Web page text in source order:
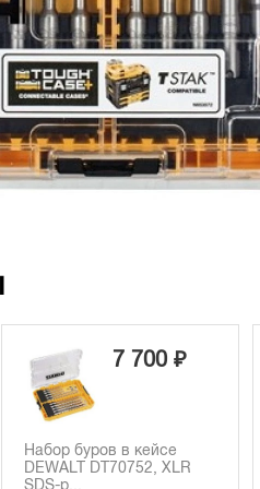
1 450 ₽
Бур DEWALT DT8924-QZ,
SDS-Plus, 8x210х150 мм